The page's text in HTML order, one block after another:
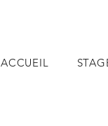
ACCUEIL